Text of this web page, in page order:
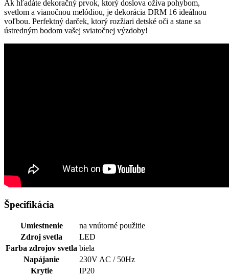
Ak hľadáte dekoračný prvok, ktorý doslova ožíva pohybom,
svetlom a vianočnou melódiou, je dekorácia DRM 16 ideálnou
voľbou. Perfektný darček, ktorý rozžiari detské oči a stane sa
ústredným bodom vašej sviatočnej výzdoby!
Špecifikácia
Umiestnenie
na vnútorné použitie
Zdroj svetla
LED
Farba zdrojov svetla biela
Napájanie
230V AC / 50Hz
Krytie
IP20